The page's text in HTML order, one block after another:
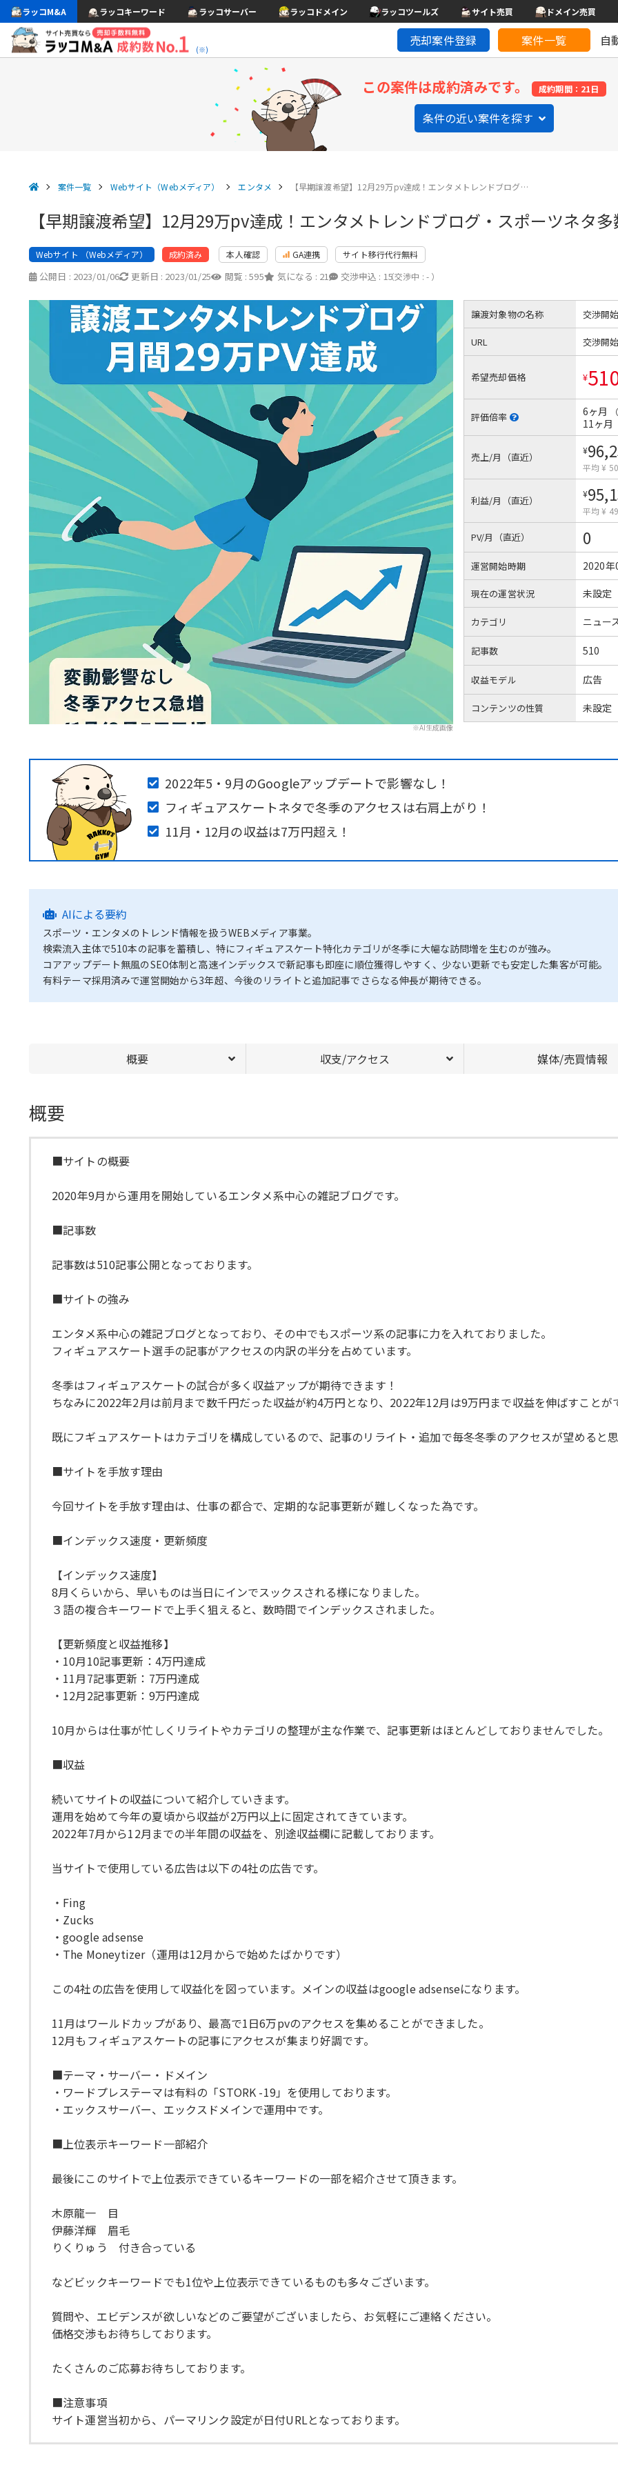
ラッコM&A ラッコキーワード ラッコサーバー ラッコドメイン ラッコツールズ サイト売買 ドメイン売買
(※)
売却案件登録 案件一覧 自
この案件は成約済みです。 成約期間：21日
条件の近い案件を探す
案件一覧 Webサイト（Webメディア） エンタメ 【早期譲渡希望】12月29万pv達成！エンタメトレンドブログ…
【早期譲渡希望】12月29万pv達成！エンタメトレンドブログ・スポーツネタ多
Webサイト （Webメディア） 成約済み 本人確認 GA連携 サイト移行代行無料
公開日 : 2023/01/06 更新日 : 2023/01/25 閲覧 :595 気になる : 21 交渉申込 : 15
（交渉中 : - ）
※AI生成画像
譲渡対象物の名称 交渉開
URL 交渉開
希望売却価格 ¥
評価倍率 6ヶ月
11ヶ月
売上/月（直近）
¥
平均 ¥
利益/月（直近）
¥
平均 ¥
PV/月（直近） 0
運営開始時期 2020年
現在の運営状況 未設定
カテゴリ ニュー
記事数 510
収益モデル 広告
コンテンツの性質 未設定
2022年5・9月のGoogleアップデートで影響なし！
フィギュアスケートネタで冬季のアクセスは右肩上がり！
11月・12月の収益は7万円超え！
AIによる要約
スポーツ・エンタメのトレンド情報を扱うWEBメディア事業。
検索流入主体で510本の記事を蓄積し、特にフィギュアスケート特化カテゴリが冬季に大幅な訪問増を生むのが強み。
コアアップデート無風のSEO体制と高速インデックスで新記事も即座に順位獲得しやすく、少ない更新でも安定した集客が可能。
有料テーマ採用済みで運営開始から3年超、今後のリライトと追加記事でさらなる伸長が期待できる。
概要 収支/アクセス 媒体/売買情報
概要
■サイトの概要
2020年9月から運用を開始しているエンタメ系中心の雑記ブログです。
■記事数
記事数は510記事公開となっております。
■サイトの強み
エンタメ系中心の雑記ブログとなっており、その中でもスポーツ系の記事に力を入れておりました。
フィギュアスケート選手の記事がアクセスの内訳の半分を占めています。
冬季はフィギュアスケートの試合が多く収益アップが期待できます！
ちなみに2022年2月は前月まで数千円だった収益が約4万円となり、2022年12月は9万円まで収益を伸ばすことが
既にフギュアスケートはカテゴリを構成しているので、記事のリライト・追加で毎冬冬季のアクセスが望めると
■サイトを手放す理由
今回サイトを手放す理由は、仕事の都合で、定期的な記事更新が難しくなった為です。
■インデックス速度・更新頻度
【インデックス速度】
8月くらいから、早いものは当日にインでスックスされる様になりました。
３語の複合キーワードで上手く狙えると、数時間でインデックスされました。
【更新頻度と収益推移】
・10月10記事更新：4万円達成
・11月7記事更新：7万円達成
・12月2記事更新：9万円達成
10月からは仕事が忙しくリライトやカテゴリの整理が主な作業で、記事更新はほとんどしておりませんでした。
■収益
続いてサイトの収益について紹介していきます。
運用を始めて今年の夏頃から収益が2万円以上に固定されてきています。
2022年7月から12月までの半年間の収益を、別途収益欄に記載しております。
当サイトで使用している広告は以下の4社の広告です。
・Fing
・Zucks
・google adsense
・The Moneytizer（運用は12月からで始めたばかりです）
この4社の広告を使用して収益化を図っています。メインの収益はgoogle adsenseになります。
11月はワールドカップがあり、最高で1日6万pvのアクセスを集めることができました。
12月もフィギュアスケートの記事にアクセスが集まり好調です。
■テーマ・サーバー・ドメイン
・ワードプレステーマは有料の「STORK -19」を使用しております。
・エックスサーバー、エックスドメインで運用中です。
■上位表示キーワード一部紹介
最後にこのサイトで上位表示できているキーワードの一部を紹介させて頂きます。
木原龍一 目
伊藤洋輝 眉毛
りくりゅう 付き合っている
などビックキーワードでも1位や上位表示できているものも多々ございます。
質問や、エビデンスが欲しいなどのご要望がございましたら、お気軽にご連絡ください。
価格交渉もお待ちしております。
たくさんのご応募お待ちしております。
■注意事項
サイト運営当初から、パーマリンク設定が日付URLとなっております。